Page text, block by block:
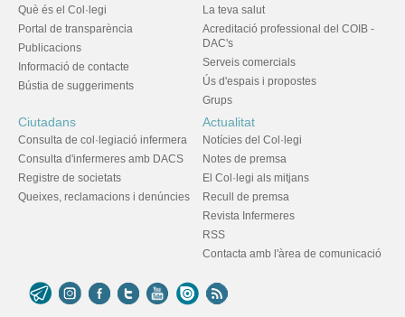
Què és el Col·legi
Portal de transparència
Publicacions
Informació de contacte
Bústia de suggeriments
La teva salut
Acreditació professional del COIB -
DAC's
Serveis comercials
Ús d'espais i propostes
Grups
Ciutadans
Consulta de col·legiació infermera
Consulta d'infermeres amb DACS
Registre de societats
Queixes, reclamacions i denúncies
Actualitat
Notícies del Col·legi
Notes de premsa
El Col·legi als mitjans
Recull de premsa
Revista Infermeres
RSS
Contacta amb l'àrea de comunicació